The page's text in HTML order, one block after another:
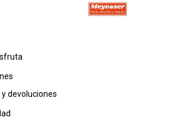
devoluciones